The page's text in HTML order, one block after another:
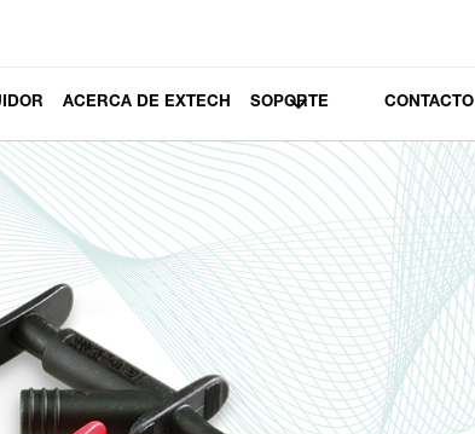
ACERCA DE EXTECH SOPORTE CONTACTO